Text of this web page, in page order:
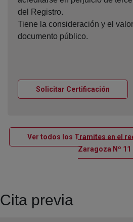
del Registro.
Tiene la consideración y el
documento público.
Solicitar Certificación
Ver todos los Tramites en el
Zaragoza Nº 11
Cita previa